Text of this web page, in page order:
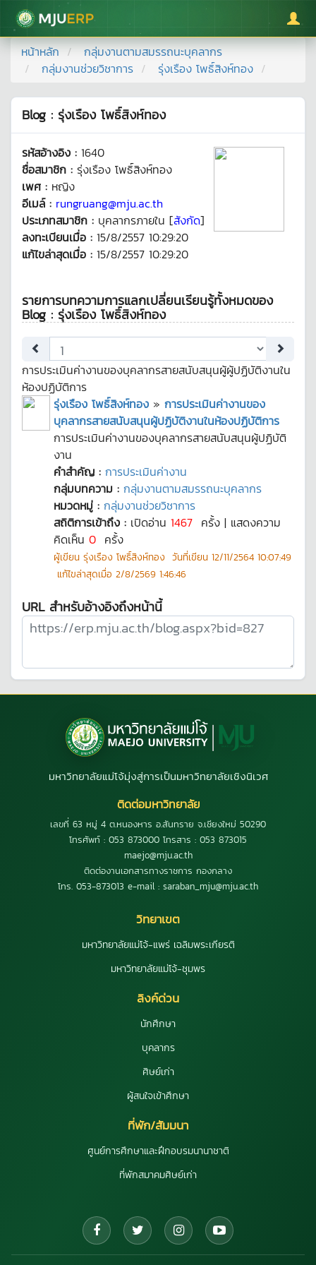
มหาวิทยาลัยแม่โจ้
หน้าหลัก
กลุ่มงานตามสมรรถนะบุคลากร
กลุ่มงานช่วยวิชาการ
รุ่งเรือง โพธิ์สิงห์ทอง
Blog : รุ่งเรือง โพธิ์สิงห์ทอง
รหัสอ้างอิง : 1640
ชื่อสมาชิก : รุ่งเรือง โพธิ์สิงห์ทอง
เพศ : หญิง
อีเมล์ : rungruang@mju.ac.th
ประเภทสมาชิก : บุคลากรภายใน [สังกัด]
ลงทะเบียนเมื่อ : 15/8/2557 10:29:20
แก้ไขล่าสุดเมื่อ : 15/8/2557 10:29:20
รายการบทความการแลกเปลี่ยนเรียนรู้ทั้งหมดของ
Blog : รุ่งเรือง โพธิ์สิงห์ทอง
การประเมินค่างานของบุคลากรสายสนับสนุนผู้ผู้ปฏิบัติงานใน
ห้องปฏิบัติการ
รุ่งเรือง โพธิ์สิงห์ทอง » การประเมินค่างานของ
บุคลากรสายสนับสนุนผู้ปฏิบัติงานในห้องปฏิบัติการ
การประเมินค่างานของบุคลากรสายสนับสนุนผู้ปฏิบัติ
งาน
คำสำคัญ : การประเมินค่างาน
กลุ่มบทความ : กลุ่มงานตามสมรรถนะบุคลากร
หมวดหมู่ : กลุ่มงานช่วยวิชาการ
สถิติการเข้าถึง : เปิดอ่าน 1467 ครั้ง | แสดงความ
คิดเห็น 0 ครั้ง
ผู้เขียน รุ่งเรือง โพธิ์สิงห์ทอง วันที่เขียน 12/11/2564 10:07:49
แก้ไขล่าสุดเมื่อ 2/8/2569 1:46:46
URL สำหรับอ้างอิงถึงหน้านี้
มหาวิทยาลัยแม่โจ้มุ่งสู่การเป็นมหาวิทยาลัยเชิงนิเวศ
ติดต่อมหาวิทยาลัย
เลขที่ 63 หมู่ 4 ต.หนองหาร อ.สันทราย จ.เชียงใหม่ 50290
โทรศัพท์ : 053 873000 โทรสาร : 053 873015
maejo@mju.ac.th
ติดต่องานเอกสารทางราชการ กองกลาง
โทร. 053-873013 e-mail : saraban_mju@mju.ac.th
วิทยาเขต
มหาวิทยาลัยแม่โจ้-แพร่ เฉลิมพระเกียรติ
มหาวิทยาลัยแม่โจ้-ชุมพร
ลิงค์ด่วน
นักศึกษา
บุคลากร
ศิษย์เก่า
ผู้สนใจเข้าศึกษา
ที่พัก/สัมมนา
ศูนย์การศึกษาและฝึกอบรมนานาชาติ
ที่พักสมาคมศิษย์เก่า